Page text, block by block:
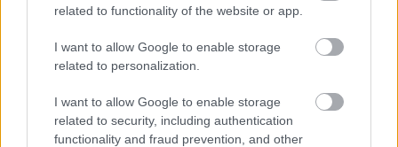
related to functionality of the website or app.
I want to allow Google to enable storage
related to personalization.
I want to allow Google to enable storage
related to security, including authentication
functionality and fraud prevention, and other